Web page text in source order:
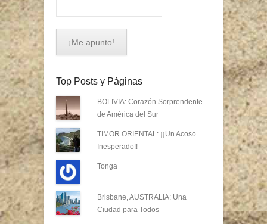
Top Posts y Páginas
BOLIVIA: Corazón Sorprendente
de América del Sur
TIMOR ORIENTAL: ¡¡Un Acoso
Inesperado!!
Tonga
Brisbane, AUSTRALIA: Una
Ciudad para Todos